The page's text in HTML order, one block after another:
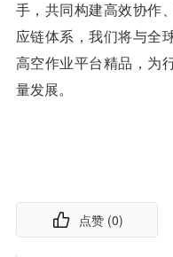
手，共同构建高效协作
应链体系，我们将与全
高空作业平台精品，为
量发展。
点赞 (0)